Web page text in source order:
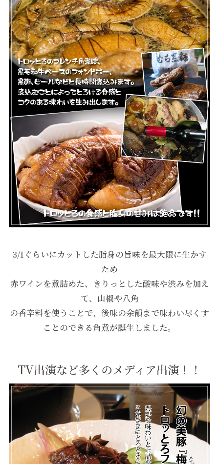
3/1ぐらいにカットした脂身の旨味を最大限に生かす
ため
赤ワインを煮詰めた、きりっとした酸味や渋みを加え
て、山椒や八角
の香辛料を使うことで、後味の余韻まで味わい尽くす
ことのできる角煮が誕生しました。
TV出演など多くのメディア出演！！